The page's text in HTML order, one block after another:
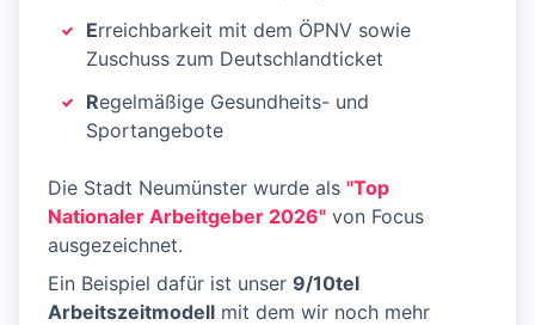
Erreichbarkeit mit dem ÖPNV sowie
Zuschuss zum Deutschlandticket
Regelmäßige Gesundheits- und
Sportangebote
Die Stadt Neumünster wurde als "Top
Nationaler Arbeitgeber 2026" von Focus
ausgezeichnet.
Ein Beispiel dafür ist unser 9/10tel
Arbeitszeitmodell mit dem wir noch mehr